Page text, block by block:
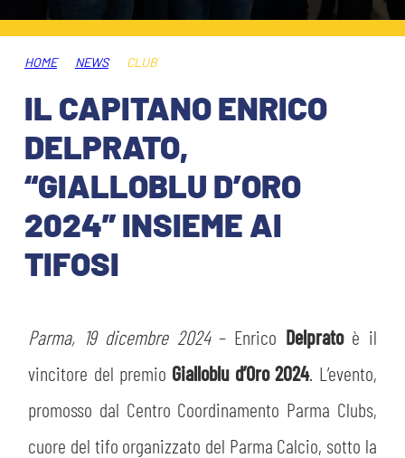
ABBONAMENTI
INFO BIGLIETTI
MUSEUM CLUB EXPERIENCE
TARDINI CARD
INFORMAZIONI ACCREDITI
TRASFERTE
TICKET GIFT CARD
SHOP
HOSPITALITY
HOSPITALITY
MUSEUM CLUB EXPERIENCE
ESPORTS
IL CLUB
ORGANIGRAMMA
MUTTI TRAINING CENTER
STORE
FLASH NEWS
STADIO TARDINI
PLAY GREEN
HOME NEWS CLUB
IL CAPITANO ENRICO
DELPRATO,
“GIALLOBLU D’ORO
2024” INSIEME AI
TIFOSI
Parma, 19 dicembre 2024 – Enrico Delprato è il
vincitore del premio Gialloblu d’Oro 2024. L’evento,
promosso dal Centro Coordinamento Parma Clubs,
cuore del tifo organizzato del Parma Calcio, sotto la